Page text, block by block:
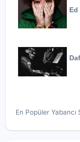
En Popüler Yabancı